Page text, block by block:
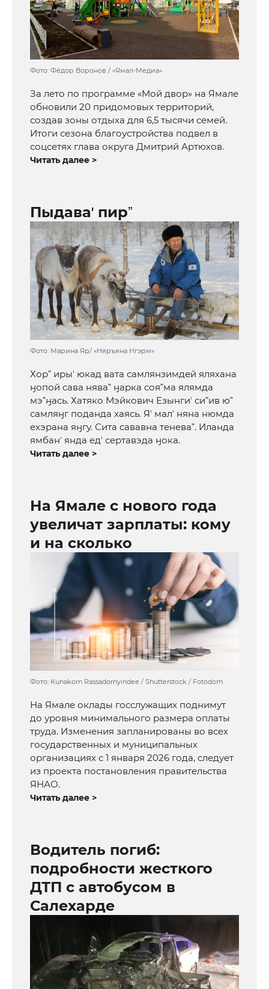
Фото: Фёдор Воронов / «Ямал-Медиа»
За лето по программе «Мой двор» на Ямале
обновили 20 придомовых территорий,
создав зоны отдыха для 6,5 тысячи семей.
Итоги сезона благоустройства подвел в
соцсетях глава округа Дмитрий Артюхов.
Читать далее >
Пыдаваʼ пирˮ
Фото: Марина Яр/ «Няръяна Нгэрм»
Хорˮ ирыʼ юкад вата самлянзимдей яляхана
ӈопой сава няваˮ ӈарка сояˮма ялямда
мэˮӈась. Хатяко Мэйкович Езынгиʼ сиˮив юˮ
самляӈг поданда хаясь. Яʼ малʼ няна нюмда
ехэрана яӈгу. Сита сававна теневаˮ. Иланда
ямбанʼ янда едʼ сертавэда ӈока.
Читать далее >
На Ямале с нового года
увеличат зарплаты: кому
и на сколько
Фото: Kunakorn Rassadornyindee / Shutterstock / Fotodom
На Ямале оклады госслужащих поднимут
до уровня минимального размера оплаты
труда. Изменения запланированы во всех
государственных и муниципальных
организациях с 1 января 2026 года, следует
из проекта постановления правительства
ЯНАО.
Читать далее >
Водитель погиб:
подробности жесткого
ДТП с автобусом в
Салехарде